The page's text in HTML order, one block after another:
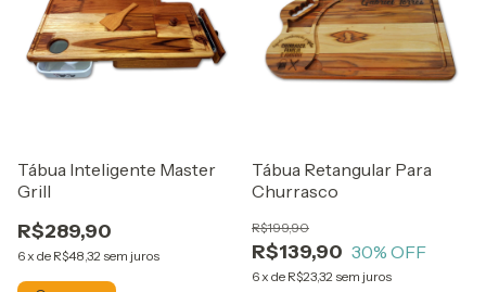
Tábua Inteligente Master
Grill
R$289,90
6x de R$48,32 sem juros
Tábua Retangular Para
Churrasco
R$139,90
R$199,90
30% OFF
6x de R$23,32 sem juros